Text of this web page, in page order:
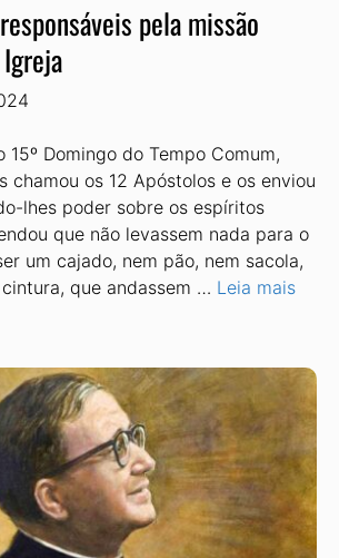
pela missão
15º Domingo do Tempo Comum,
chamou os 12 Apóstolos e os enviou
lhes poder sobre os espíritos
que não levassem nada para o
um cajado, nem pão, nem sacola,
que andassem … Leia mais